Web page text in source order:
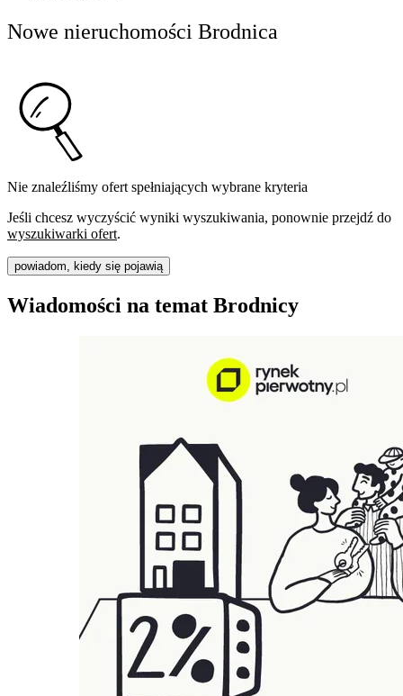
Nowe nieruchomości Brodnica
Nie znaleźliśmy ofert spełniających wybrane kryteria
Jeśli chcesz wyczyścić wyniki wyszukiwania, ponownie przejdź do
wyszukiwarki ofert.
powiadom, kiedy się pojawią
Wiadomości na temat Brodnicy